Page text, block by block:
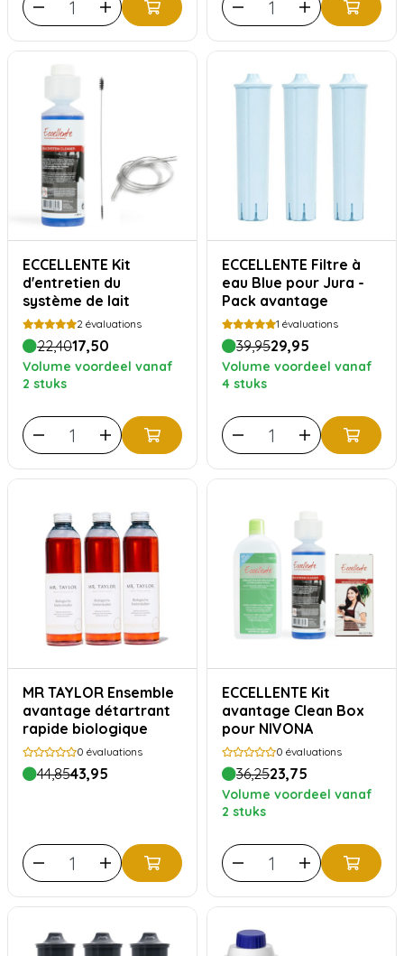
ECCELLENTE Kit
d'entretien du
système de lait
2 évaluations
22,4017,50
Volume voordeel vanaf
2 stuks
ECCELLENTE Filtre à
eau Blue pour Jura -
Pack avantage
1 évaluations
39,9529,95
Volume voordeel vanaf
4 stuks
MR TAYLOR Ensemble
avantage détartrant
rapide biologique
0 évaluations
44,8543,95
ECCELLENTE Kit
avantage Clean Box
pour NIVONA
0 évaluations
36,2523,75
Volume voordeel vanaf
2 stuks